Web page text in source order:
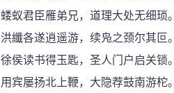
蝼蚁君臣雁弟兄，道理大处无细琐。
洪纖各遂逍遥游，续凫之颈尔其叵。
徐侯读书得玉匙，圣人门户启关锁。
用宾屡扬北上鞭，大隐荐鼓南游柁。